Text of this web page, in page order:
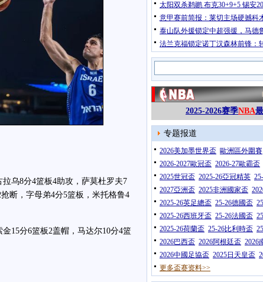
乌8分4篮板4助攻，萨莫杜罗夫7
断，字母弟4分5篮板，米托格鲁4
15分6篮板2盖帽，马达尔10分4篮
太阳双杀鹈鹕 布克30+9+5 锡安
意甲赛前简报：莱切主场硬撼科
泰山队外援锁定中超强援，马德
法兰克福锁定诺丁汉森林前锋：
2025-2026赛季NBA
专题报道
2026美加墨世界盃 歐洲區外圍賽
2026-2027歐冠盃 2026-27歐霸盃
2025世冠盃 2025-26亞冠精英
2027亞洲盃 2025非洲國家盃
2025-26英足總盃 25-26德國盃
2025-26西班牙盃 25-26法國盃
2025-26荷蘭盃 25-26比利時盃
2026巴西盃 2026阿根廷盃 2026
2026中國足協盃 2025日天皇盃
更多盃赛资料>>